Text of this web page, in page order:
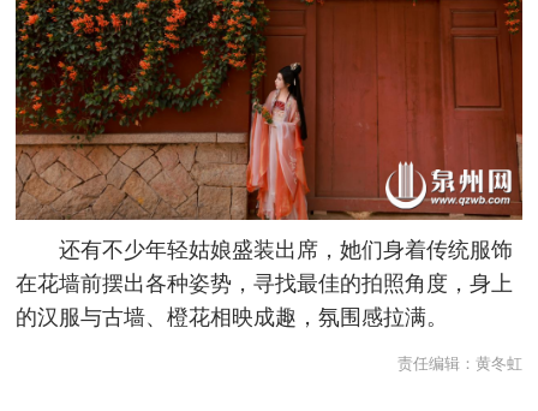
还有不少年轻姑娘盛装出席，她们身着传统服饰
在花墙前摆出各种姿势，寻找最佳的拍照角度，身上
的汉服与古墙、橙花相映成趣，氛围感拉满。
责任编辑： 黄冬虹